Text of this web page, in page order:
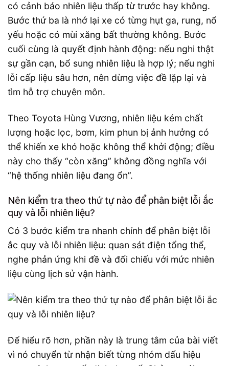
có cảnh báo nhiên liệu thấp từ trước hay không.
Bước thứ ba là nhớ lại xe có từng hụt ga, rung, nổ
yếu hoặc có mùi xăng bất thường không. Bước
cuối cùng là quyết định hành động: nếu nghi thật
sự gần cạn, bổ sung nhiên liệu là hợp lý; nếu nghi
lỗi cấp liệu sâu hơn, nên dừng việc đề lặp lại và
tìm hỗ trợ chuyên môn.
Theo Toyota Hùng Vương, nhiên liệu kém chất
lượng hoặc lọc, bơm, kim phun bị ảnh hưởng có
thể khiến xe khó hoặc không thể khởi động; điều
này cho thấy “còn xăng” không đồng nghĩa với
“hệ thống nhiên liệu đang ổn”.
Nên kiểm tra theo thứ tự nào để phân biệt lỗi ắc
quy và lỗi nhiên liệu?
Có 3 bước kiểm tra nhanh chính để phân biệt lỗi
ắc quy và lỗi nhiên liệu: quan sát điện tổng thể,
nghe phản ứng khi đề và đối chiếu với mức nhiên
liệu cùng lịch sử vận hành.
Để hiểu rõ hơn, phần này là trung tâm của bài viết
vì nó chuyển từ nhận biết từng nhóm dấu hiệu